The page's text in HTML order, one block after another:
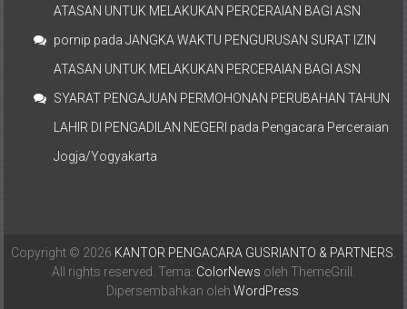
ATASAN UNTUK MELAKUKAN PERCERAIAN BAGI ASN
pornip padaJANGKA WAKTU PENGURUSAN SURAT IZIN
ATASAN UNTUK MELAKUKAN PERCERAIAN BAGI ASN
SYARAT PENGAJUAN PERMOHONAN PERUBAHAN TAHUN
LAHIR DI PENGADILAN NEGERI pada Pengacara Perceraian
Jogja/Yogyakarta
Copyright © 2026 KANTOR PENGACARA GUSRIANTO & PARTNERS.
All rights reserved. Tema: ColorNews oleh ThemeGrill.
Dipersembahkan oleh WordPress.